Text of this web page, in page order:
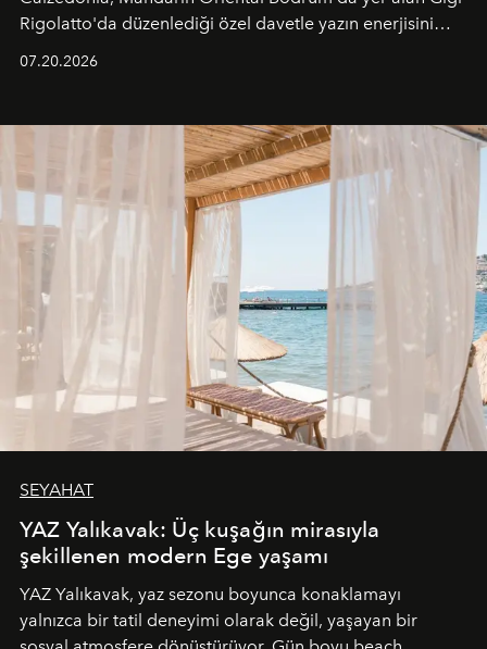
Rigolatto'da düzenlediği özel davetle yazın enerjisini
07.20.2026
SEYAHAT
YAZ Yalıkavak: Üç kuşağın mirasıyla
şekillenen modern Ege yaşamı
YAZ Yalıkavak, yaz sezonu boyunca konaklamayı
yalnızca bir tatil deneyimi olarak değil, yaşayan bir